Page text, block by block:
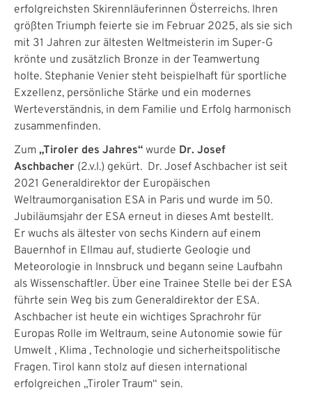
erfolgreichsten Skirennläuferinnen Österreichs. Ihren
größten Triumph feierte sie im Februar 2025, als sie sich
mit 31 Jahren zur ältesten Weltmeisterin im Super-G
krönte und zusätzlich Bronze in der Teamwertung
holte. Stephanie Venier steht beispielhaft für sportliche
Exzellenz, persönliche Stärke und ein modernes
Werteverständnis, in dem Familie und Erfolg harmonisch
zusammenfinden.
Zum „Tiroler des Jahres“ wurde Dr. Josef
Aschbacher (2.v.l.) gekürt. Dr. Josef Aschbacher ist seit
2021 Generaldirektor der Europäischen
Weltraumorganisation ESA in Paris und wurde im 50.
Jubiläumsjahr der ESA erneut in dieses Amt bestellt.
Er wuchs als ältester von sechs Kindern auf einem
Bauernhof in Ellmau auf, studierte Geologie und
Meteorologie in Innsbruck und begann seine Laufbahn
als Wissenschaftler. Über eine Trainee Stelle bei der ESA
führte sein Weg bis zum Generaldirektor der ESA.
Aschbacher ist heute ein wichtiges Sprachrohr für
Europas Rolle im Weltraum, seine Autonomie sowie für
Umwelt , Klima , Technologie und sicherheitspolitische
Fragen. Tirol kann stolz auf diesen international
erfolgreichen „Tiroler Traum“ sein.